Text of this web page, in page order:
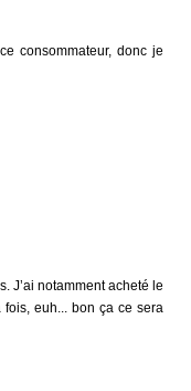
consommateur, donc je
J’ai notamment acheté le
euh... bon ça ce sera